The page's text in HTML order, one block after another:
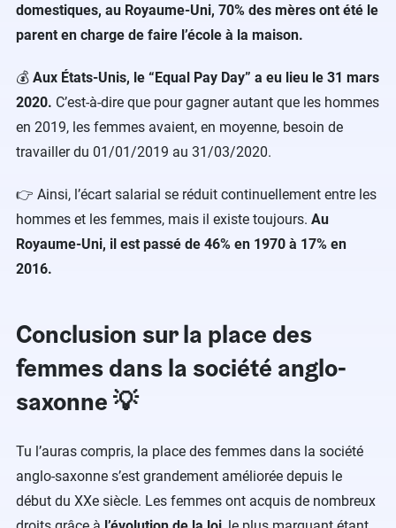
domestiques, au Royaume-Uni, 70% des mères ont été le
parent en charge de faire l’école à la maison.
💰 Aux États-Unis, le “Equal Pay Day” a eu lieu le 31 mars
2020. C’est-à-dire que pour gagner autant que les hommes
en 2019, les femmes avaient, en moyenne, besoin de
travailler du 01/01/2019 au 31/03/2020.
👉 Ainsi, l’écart salarial se réduit continuellement entre les
hommes et les femmes, mais il existe toujours. Au
Royaume-Uni, il est passé de 46% en 1970 à 17% en
2016.
Conclusion sur la place des
femmes dans la société anglo-
saxonne 💡
Tu l’auras compris, la place des femmes dans la société
anglo-saxonne s’est grandement améliorée depuis le
début du XXe siècle. Les femmes ont acquis de nombreux